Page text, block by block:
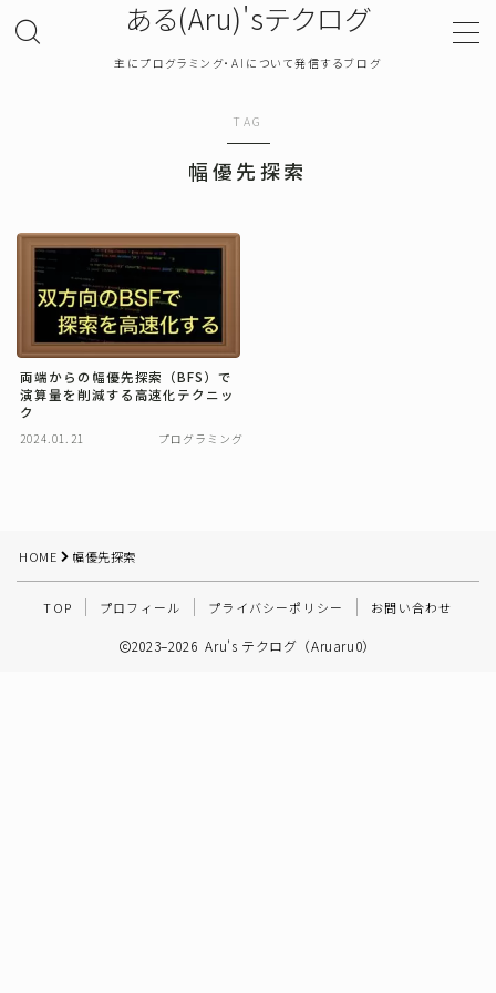
ある(Aru)'sテクログ
主にプログラミング・AIについて発信するブログ
お問い合わせ
確率・統計
プログラミング
TAG
幅優先探索
両端からの幅優先探索（BFS）で
演算量を削減する高速化テクニッ
ク
2024.01.21 プログラミング
HOME 幅優先探索
TOP プロフィール プライバシーポリシー お問い合わせ
2023–2026 Aru's テクログ（Aruaru0）